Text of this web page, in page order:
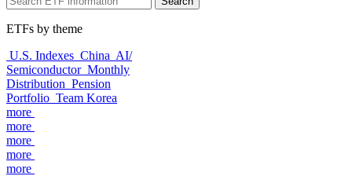
ETFs by theme
U.S. Indexes China AI/
Semiconductor Monthly
Distribution Pension
Portfolio Team Korea
more
more
more
more
more